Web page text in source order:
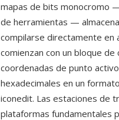
mapas de bits monocromo
de herramientas —
compilarse directamente en
comienzan con un bloque
coordenadas de punto
hexadecimales en un
iconedit. Las estaciones de
plataformas fundamentales